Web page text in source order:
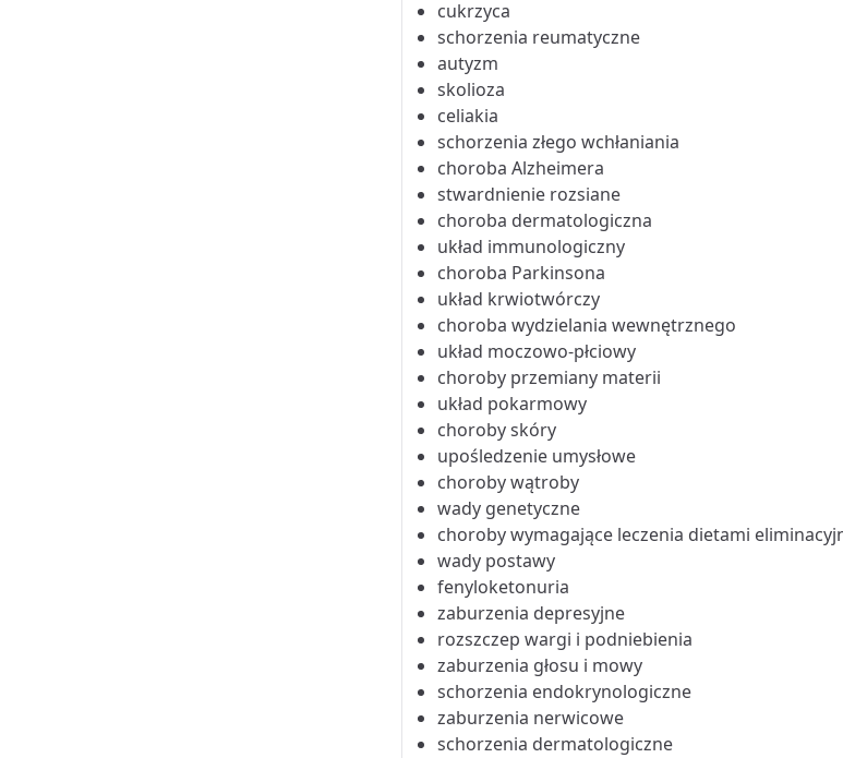
cukrzyca
schorzenia reumatyczne
autyzm
skolioza
celiakia
schorzenia złego wchłaniania
choroba Alzheimera
stwardnienie rozsiane
choroba dermatologiczna
układ immunologiczny
choroba Parkinsona
układ krwiotwórczy
choroba wydzielania wewnętrznego
układ moczowo-płciowy
choroby przemiany materii
układ pokarmowy
choroby skóry
upośledzenie umysłowe
choroby wątroby
wady genetyczne
choroby wymagające leczenia dietami
wady postawy
fenyloketonuria
zaburzenia depresyjne
rozszczep wargi i podniebienia
zaburzenia głosu i mowy
schorzenia endokrynologiczne
zaburzenia nerwicowe
schorzenia dermatologiczne